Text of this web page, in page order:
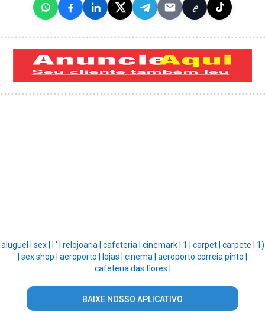
aluguel | sex | ' | relojoaria | cafeteria | cinemark | 1 | carpet | carpete | 1)
sex shop | aeroporto | lojas | cinema | aeroporto correia pinto |
cafeteria das flores |
BAIXE NOSSO APLICATIVO